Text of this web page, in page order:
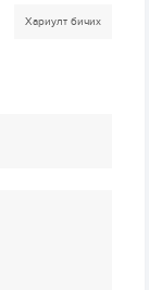
Хариулт бичих